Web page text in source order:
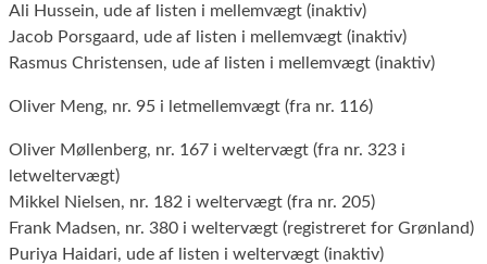
Ali Hussein, ude af listen i mellemvægt (inaktiv)
Jacob Porsgaard, ude af listen i mellemvægt (inaktiv)
Rasmus Christensen, ude af listen i mellemvægt (inaktiv)
Oliver Meng, nr. 95 i letmellemvægt (fra nr. 116)
Oliver Møllenberg, nr. 167 i weltervægt (fra nr. 323 i
letweltervægt)
Mikkel Nielsen, nr. 182 i weltervægt (fra nr. 205)
Frank Madsen, nr. 380 i weltervægt (registreret for Grønland)
Puriya Haidari, ude af listen i weltervægt (inaktiv)